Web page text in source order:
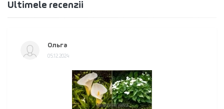
Ultimele recenzii
Ольга
05.12.2024